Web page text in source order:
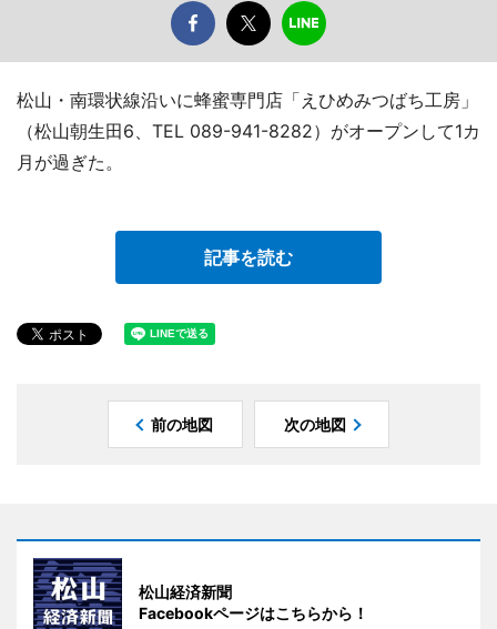
松山・南環状線沿いに蜂蜜専門店「えひめみつばち工房」
（松山朝生田6、TEL 089-941-8282）がオープンして1カ
月が過ぎた。
記事を読む
前の地図 次の地図
松山経済新聞
Facebookページはこちらから！